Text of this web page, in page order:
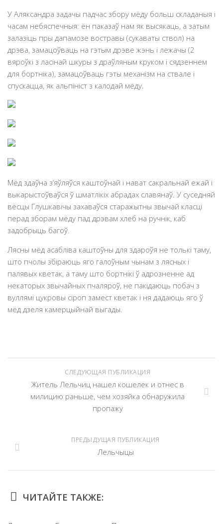
У Аляксандра задачы падчас збору мёду больш складаныя і
часам небяспечныя: ён паказаў нам як высякаць, а затым
залазіць пры дапамозе востравы (сукаваты ствол) на
дрэва, замацоўваць на гэтым дрэве жэнь і лежачы (2
вяроўкі з ласінай шкуры з драўляным круком і сядзеннем
для бортніка), замацоўваць гэты механізм на ствале і
спускацца, як альпініст з калодай мёду.
Мёд здаўна з’яўляўся каштоўнай і нават сакральнай ежай і
выкарыстоўваўся ў шматлікіх абрадах славянаў. У суседняй
вёсцы Глушкавічы захаваўся старажытны звычай класці
перад зборам мёду пад дрэвам хлеб на ручнік, каб
задобрыць багоў.
Лясны мёд асабліва каштоўны для здароўя не толькі таму,
што пчолы збіраюць яго галоўным чынам з лясных і
палявых кветак, а таму што бортнікі ў адрозненне ад
некаторых звычайных пчаляроў, не пакідаюць побач з
вуллямі цукровы сіроп замест кветак і ня дадаюць яго ў
мёд дзеля камерцыйнай выгады.
СЛЕДУЮЩАЯ ПУБЛИКАЦИЯ
Житель Лельчиц нашел кошелек и отнес в
милицию раньше, чем хозяйка обнаружила
пропажу
ПРЕДЫДУЩАЯ ПУБЛИКАЦИЯ
Лельчыцы
ЧИТАЙТЕ ТАКЖЕ: